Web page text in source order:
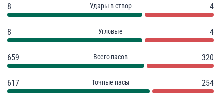
8 Удары в створ 4
8 Угловые 4
659 Всего пасов 320
617 Точные пасы 254